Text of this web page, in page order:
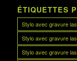
ÉTIQUETTES
Stylo avec gravure
Stylo avec gravure
Stylo avec gravure